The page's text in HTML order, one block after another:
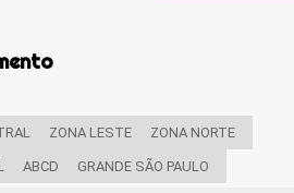
ZONA LESTE ZONA NORTE
ABCD GRANDE SÃO PAULO